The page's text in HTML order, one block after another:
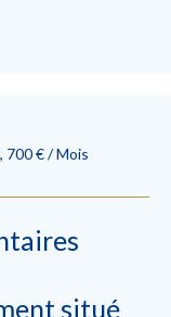
700 € / Mois
situé